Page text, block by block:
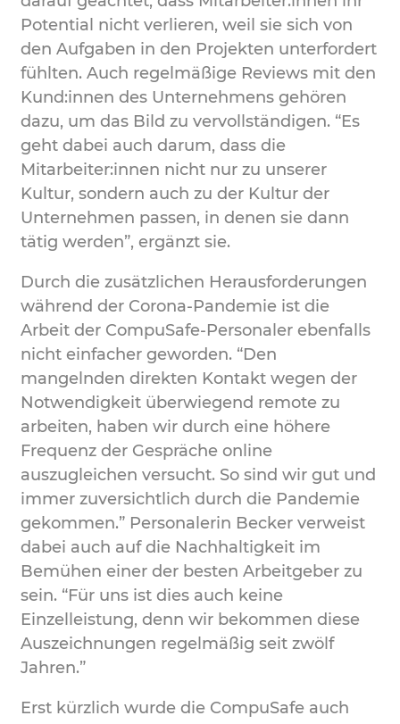
Potential nicht verlieren, weil sie sich von
den Aufgaben in den Projekten unterfordert
fühlten. Auch regelmäßige Reviews mit den
Kund:innen des Unternehmens gehören
dazu, um das Bild zu vervollständigen. “Es
geht dabei auch darum, dass die
Mitarbeiter:innen nicht nur zu unserer
Kultur, sondern auch zu der Kultur der
Unternehmen passen, in denen sie dann
tätig werden”, ergänzt sie.
Durch die zusätzlichen Herausforderungen
während der Corona-Pandemie ist die
Arbeit der CompuSafe-Personaler ebenfalls
nicht einfacher geworden. “Den
mangelnden direkten Kontakt wegen der
Notwendigkeit überwiegend remote zu
arbeiten, haben wir durch eine höhere
Frequenz der Gespräche online
auszugleichen versucht. So sind wir gut und
immer zuversichtlich durch die Pandemie
gekommen.” Personalerin Becker verweist
dabei auch auf die Nachhaltigkeit im
Bemühen einer der besten Arbeitgeber zu
sein. “Für uns ist dies auch keine
Einzelleistung, denn wir bekommen diese
Auszeichnungen regelmäßig seit zwölf
Jahren.”
Erst kürzlich wurde die CompuSafe auch